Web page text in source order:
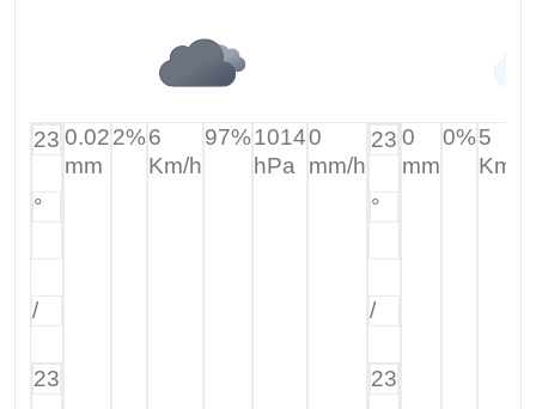
23
°
/
23
0.02
mm
2%6
Km/h
97%1014
hPa
0
mm/h
23
°
/
23
0
mm
0%5
Km/h